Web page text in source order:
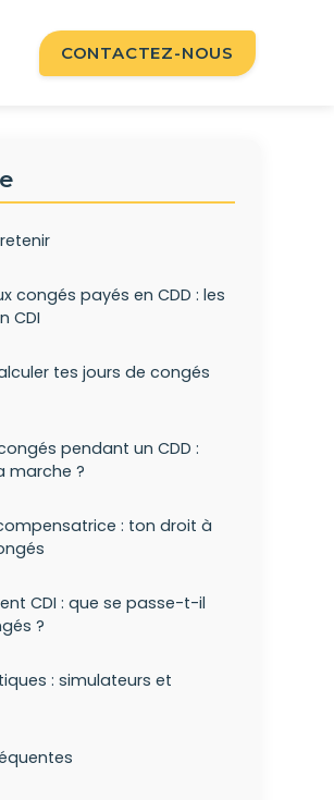
CONTACTEZ-NOUS
congés payés en CDD : les
CDI
tes jours de congés
pendant un CDD :
marche ?
: ton droit à
CDI : que se passe-t-il
?
: simulateurs et